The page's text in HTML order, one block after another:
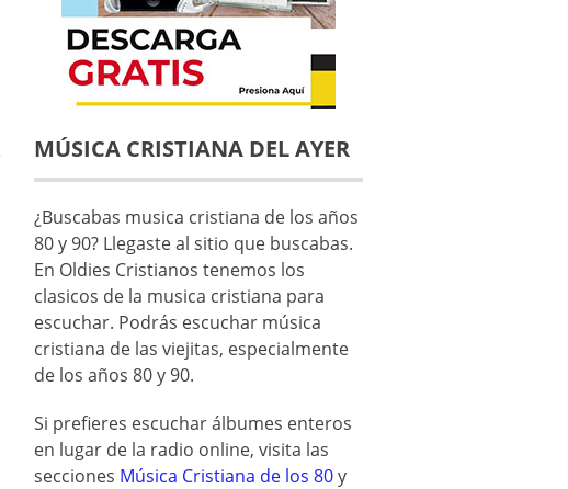
MÚSICA CRISTIANA DEL AYER
¿Buscabas musica cristiana de los años
80 y 90? Llegaste al sitio que buscabas.
En Oldies Cristianos tenemos los
clasicos de la musica cristiana para
escuchar. Podrás escuchar música
cristiana de las viejitas, especialmente
de los años 80 y 90.
Si prefieres escuchar álbumes enteros
en lugar de la radio online, visita las
secciones Música Cristiana de los 80y